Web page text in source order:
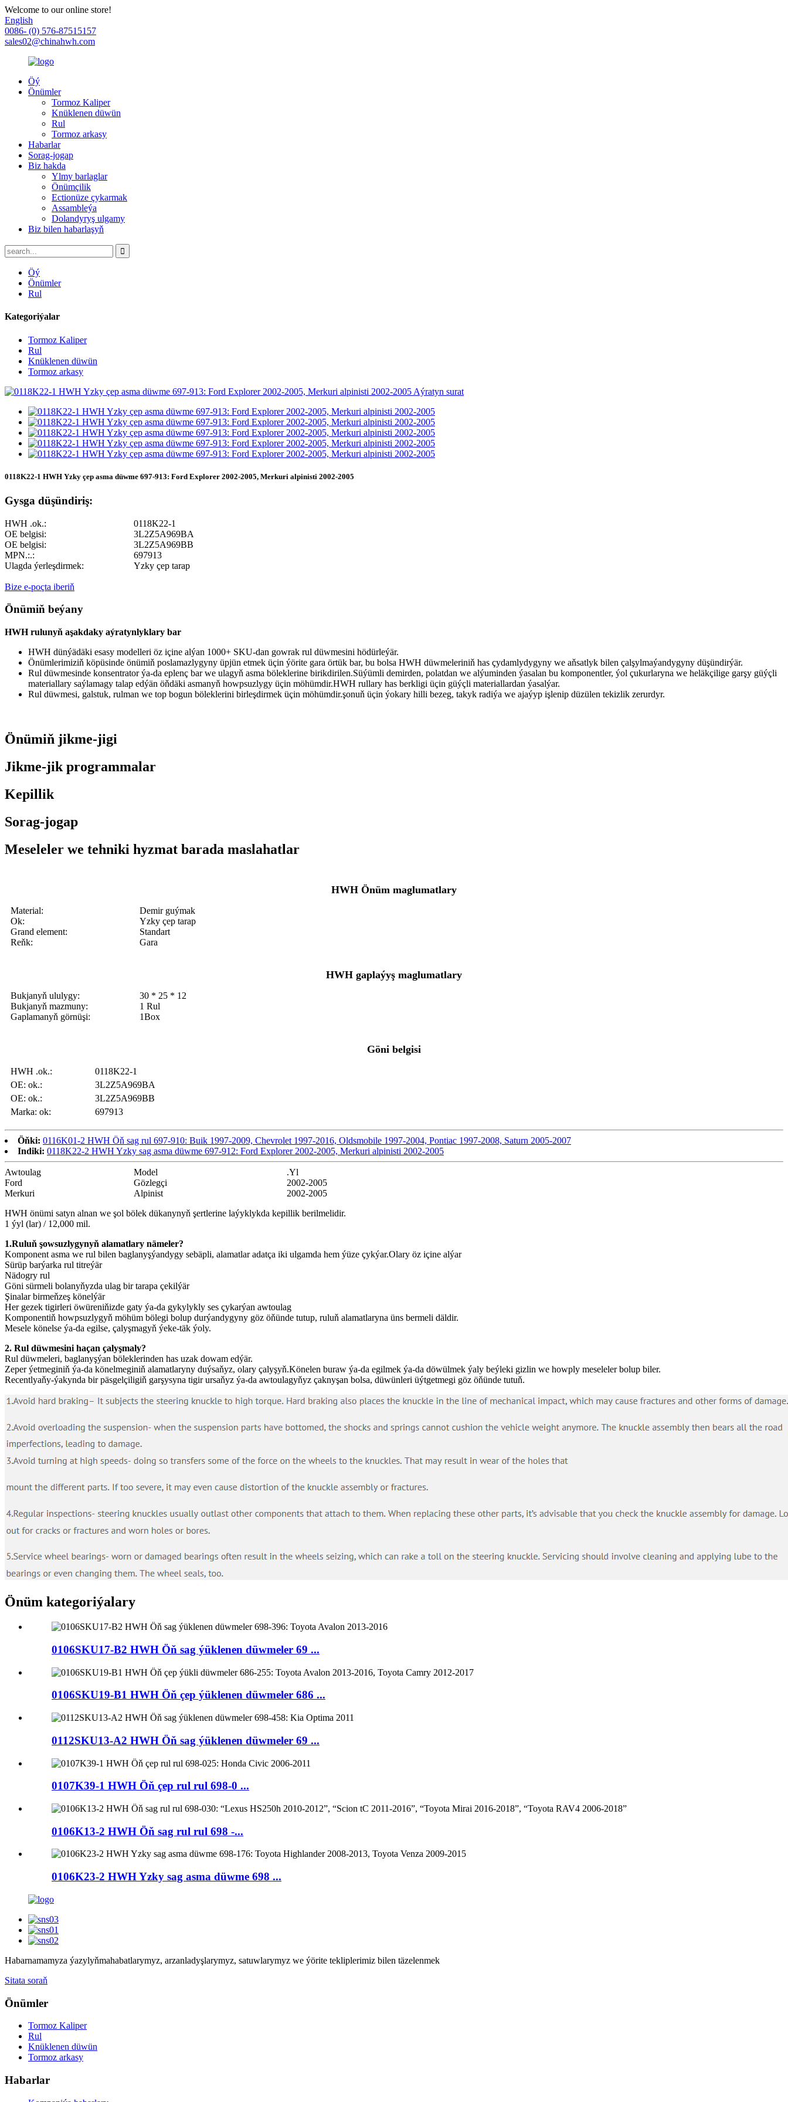
Welcome to our online store!
English
0086- (0) 576-87515157
sales02@chinahwh.com
Öý
Önümler
Tormoz Kaliper
Knüklenen düwün
Rul
Tormoz arkasy
Habarlar
Sorag-jogap
Biz hakda
Ylmy barlaglar
Önümçilik
Ectionüze çykarmak
Assambleýa
Dolandyryş ulgamy
Biz bilen habarlaşyň
Öý
Önümler
Rul
Kategoriýalar
Tormoz Kaliper
Rul
Knüklenen düwün
Tormoz arkasy
0118K22-1 HWH Yzky çep asma düwme 697-913: Ford Explorer 2002-2005, Merkuri alpinisti 2002-2005
Gysga düşündiriş:
HWH .ok.:
0118K22-1
OE belgisi:
3L2Z5A969BA
OE belgisi:
3L2Z5A969BB
MPN.:.:
697913
Ulagda ýerleşdirmek:
Yzky çep tarap
Bize e-poçta iberiň
Önümiň beýany
HWH rulunyň aşakdaky aýratynlyklary bar
HWH dünýädäki esasy modelleri öz içine alýan 1000+ SKU-dan gowrak rul düwmesini hödürleýär.
Önümlerimiziň köpüsinde önümiň poslamazlygyny üpjün etmek üçin ýörite gara örtük bar, bu bolsa HWH düwmeleriniň has çydamlydygyny we aňsatlyk bilen çalşylmaýandygyny düşündirýär.
Rul düwmesinde konsentrator ýa-da eplenç bar we ulagyň asma böleklerine birikdirilen.Süýümli demirden, polatdan we alýuminden ýasalan bu komponentler, ýol çukurlaryna we heläkçilige garşy güýçli
materiallary saýlamagy talap edýän öňdäki asmanyň howpsuzlygy üçin möhümdir.HWH rullary has berkligi üçin güýçli materiallardan ýasalýar.
Rul düwmesi, galstuk, rulman we top bogun böleklerini birleşdirmek üçin möhümdir.şonuň üçin ýokary hilli bezeg, takyk radiýa we ajaýyp işlenip düzülen tekizlik zerurdyr.
Önümiň jikme-jigi
Jikme-jik programmalar
Kepillik
Sorag-jogap
Meseleler we tehniki hyzmat barada maslahatlar
HWH Önüm maglumatlary
Material:
Demir guýmak
Ok:
Yzky çep tarap
Grand element:
Standart
Reňk:
Gara
HWH gaplaýyş maglumatlary
Bukjanyň ululygy:
30 * 25 * 12
Bukjanyň mazmuny:
1 Rul
Gaplamanyň görnüşi:
1Box
Göni belgisi
HWH .ok.:
0118K22-1
OE: ok.:
3L2Z5A969BA
OE: ok.:
3L2Z5A969BB
Marka: ok:
697913
Öňki: 0116K01-2 HWH Öň sag rul 697-910: Buik 1997-2009, Chevrolet 1997-2016, Oldsmobile 1997-2004, Pontiac 1997-2008, Saturn 2005-2007
Indiki: 0118K22-2 HWH Yzky sag asma düwme 697-912: Ford Explorer 2002-2005, Merkuri alpinisti 2002-2005
Awtoulag Model
.Yl
Ford
Gözlegçi
2002-2005
Merkuri
Alpinist
2002-2005
HWH önümi satyn alnan we şol bölek dükanynyň şertlerine laýyklykda kepillik berilmelidir.
1 ýyl (lar) / 12,000 mil.
1.Ruluň şowsuzlygynyň alamatlary nämeler?
Komponent asma we rul bilen baglanyşýandygy sebäpli, alamatlar adatça iki ulgamda hem ýüze çykýar.Olary öz içine alýar
Sürüp barýarka rul titreýär
Nädogry rul
Göni sürmeli bolanyňyzda ulag bir tarapa çekilýär
Şinalar birmeňzeş könelýär
Her gezek tigirleri öwüreniňizde gaty ýa-da gykylykly ses çykarýan awtoulag
Komponentiň howpsuzlygyň möhüm bölegi bolup durýandygyny göz öňünde tutup, ruluň alamatlaryna üns bermeli däldir.
Mesele könelse ýa-da egilse, çalyşmagyň ýeke-täk ýoly.
2. Rul düwmesini haçan çalyşmaly?
Rul düwmeleri, baglanyşýan böleklerinden has uzak dowam edýär.
Zeper ýetmeginiň ýa-da könelmeginiň alamatlaryny duýsaňyz, olary çalyşyň.Könelen buraw ýa-da egilmek ýa-da döwülmek ýaly beýleki gizlin we howply meseleler bolup biler.
Recentlyaňy-ýakynda bir päsgelçiligiň garşysyna tigir ursaňyz ýa-da awtoulagyňyz çaknyşan bolsa, düwünleri üýtgetmegi göz öňünde tutuň.
Önüm kategoriýalary
0106SKU17-B2 HWH Öň sag ýüklenen düwmeler 69 ...
0106SKU19-B1 HWH Öň çep ýüklenen düwmeler 686 ...
0112SKU13-A2 HWH Öň sag ýüklenen düwmeler 69 ...
0107K39-1 HWH Öň çep rul rul 698-0 ...
0106K13-2 HWH Öň sag rul rul 698 -...
0106K23-2 HWH Yzky sag asma düwme 698 ...
Habarnamamyza ýazylyňmahabatlarymyz, arzanladyşlarymyz, satuwlarymyz we ýörite tekliplerimiz bilen täzelenmek
Sitata soraň
Önümler
Tormoz Kaliper
Rul
Knüklenen düwün
Tormoz arkasy
Habarlar